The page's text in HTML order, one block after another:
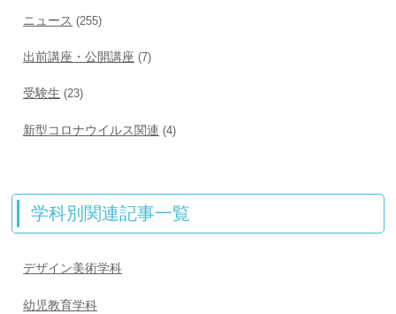
ニュース (255)
出前講座・公開講座 (7)
受験生 (23)
新型コロナウイルス関連 (4)
学科別関連記事一覧
デザイン美術学科
幼児教育学科